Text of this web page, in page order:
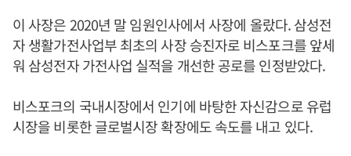
이 사장은 2020년 말 임원인사에서 사장에 올랐다. 삼성전
자 생활가전사업부 최초의 사장 승진자로 비스포크를 앞세
워 삼성전자 가전사업 실적을 개선한 공로를 인정받았다.
비스포크의 국내시장에서 인기에 바탕한 자신감으로 유럽
시장을 비롯한 글로벌시장 확장에도 속도를 내고 있다.